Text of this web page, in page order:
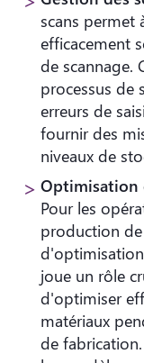
scans permet
efficacement
de scannage.
processus de
erreurs de
fournir des
niveaux de
Optimisation
Pour les
production
joue un rôle
d'optimiser
matériaux
de